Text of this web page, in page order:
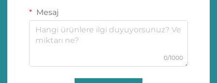
Mesaj
0/1000